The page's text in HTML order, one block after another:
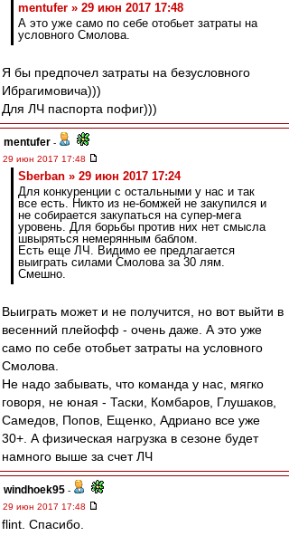
mentufer » 29 июн 2017 17:48
А это уже само по себе отобьет затраты на
условного Смолова.
Я бы предпочел затраты на безусловного
Ибрагимовича)))
Для ЛЧ паспорта пофиг)))
mentufer -
29 июн 2017 17:48
Sberban » 29 июн 2017 17:24
Для конкуренции с остальными у нас и так
все есть. Никто из не-бомжей не закупился и
не собирается закупаться на супер-мега
уровень. Для борьбы против них нет смысла
швыряться немерянным баблом.
Есть еще ЛЧ. Видимо ее предлагается
выиграть силами Смолова за 30 лям.
Смешно.
Выиграть может и не получится, но вот выйти в
весенний плейофф - очень даже. А это уже
само по себе отобьет затраты на условного
Смолова.
Не надо забывать, что команда у нас, мягко
говоря, не юная - Таски, Комбаров, Глушаков,
Самедов, Попов, Ещенко, Адриано все уже
30+. А физическая нагрузка в сезоне будет
намного выше за счет ЛЧ
windhoek95 -
29 июн 2017 17:48
flint. Спасибо.